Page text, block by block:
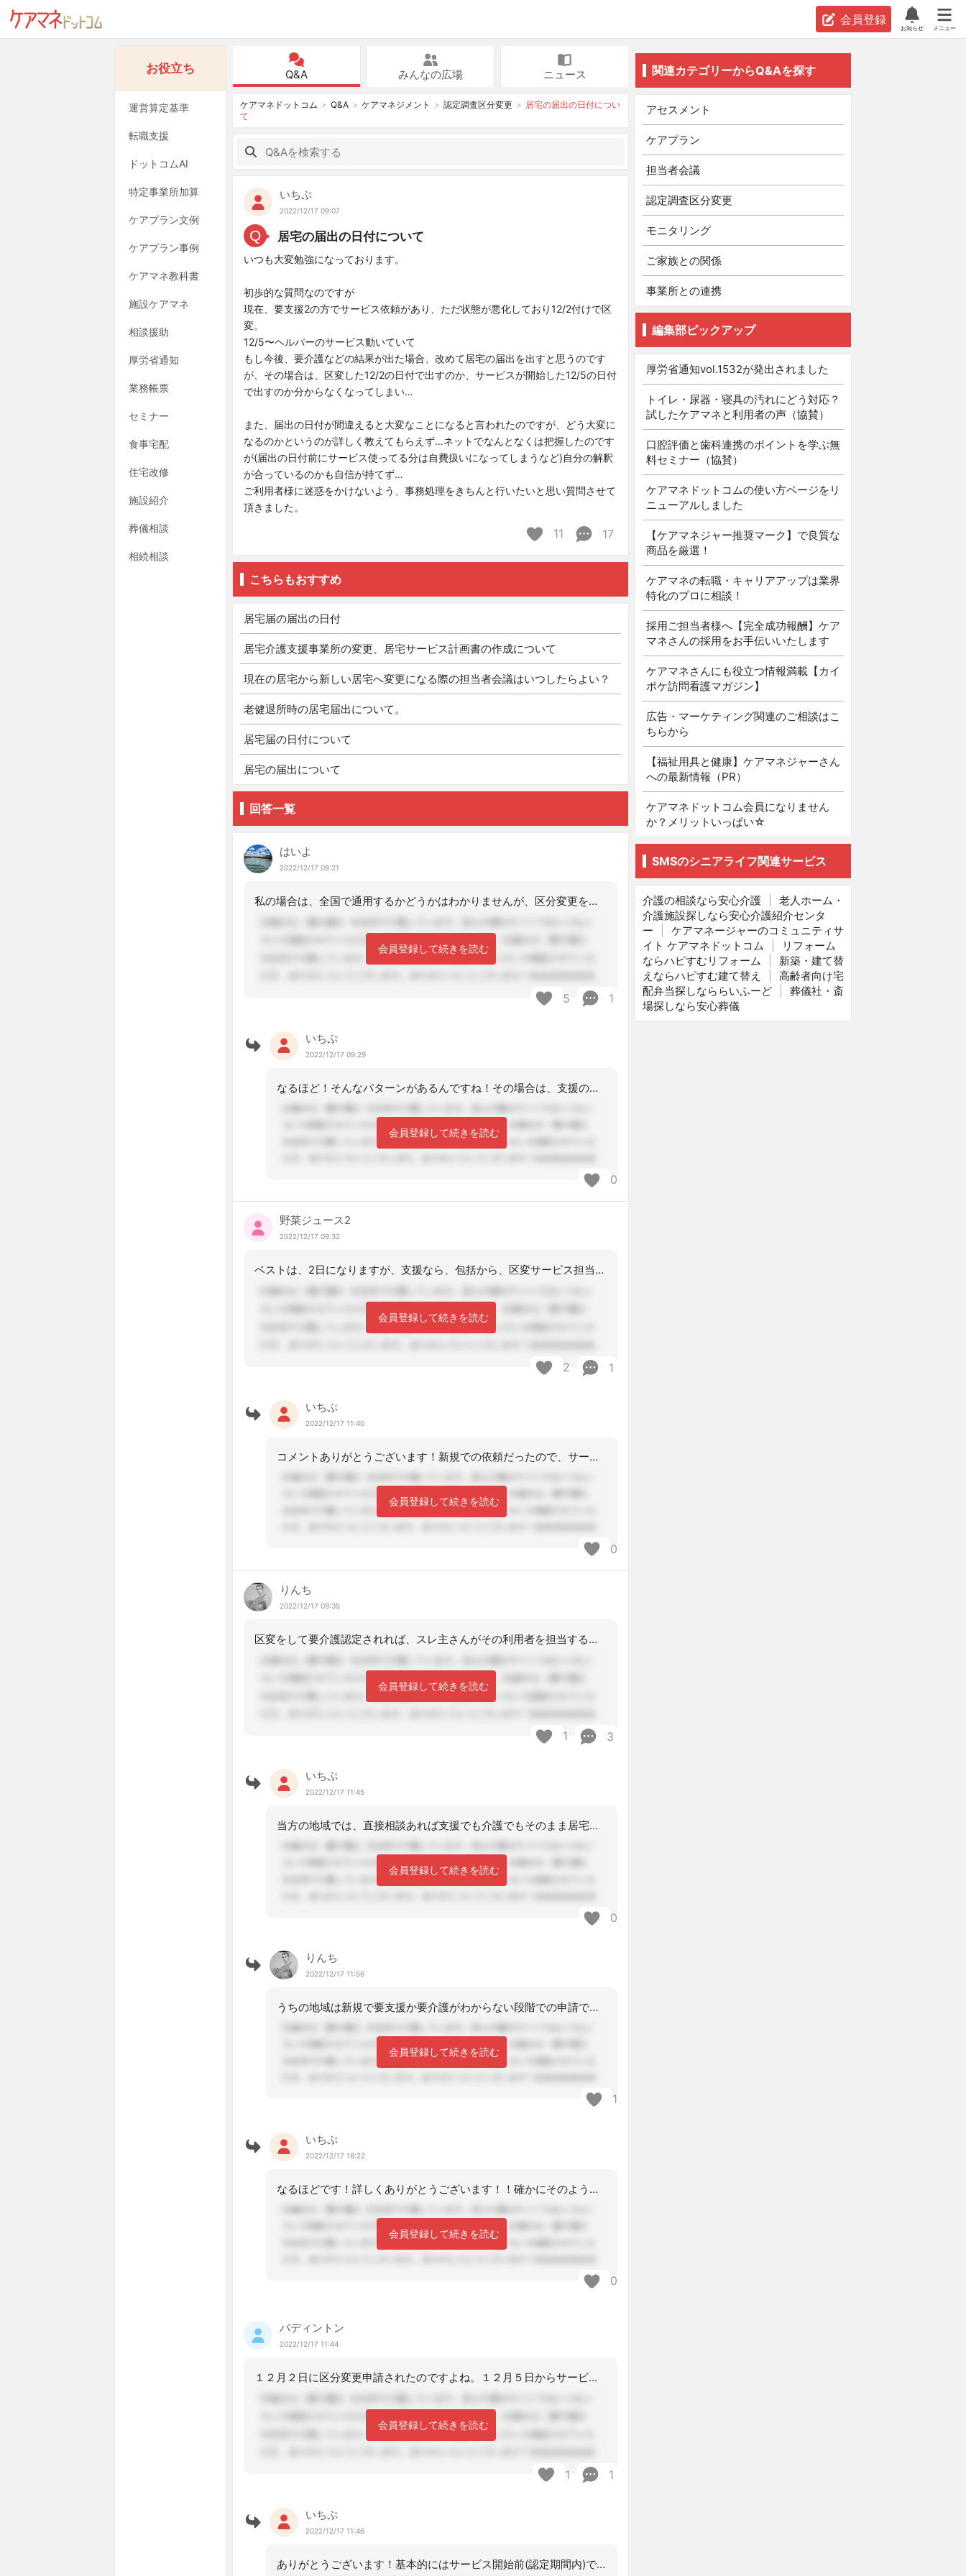
会員登録
お知らせ メニュー
お役立ち
運営算定基準
転職支援
ドットコムAI
特定事業所加算
ケアプラン文例
ケアプラン事例
ケアマネ教科書
施設ケアマネ
相談援助
厚労省通知
業務帳票
セミナー
食事宅配
住宅改修
施設紹介
葬儀相談
相続相談
Q&A みんなの広場 ニュース
ケアマネドットコム Q&A ケアマネジメント 認定調査区分変更
居宅の届出の日付につい
て
いちぷ
2022/12/17 09:07
Q 居宅の届出の日付について
いつも大変勉強になっております。
初歩的な質問なのですが
現在、要支援2の方でサービス依頼があり、ただ状態が悪化しており12/2付けで区
変。
12/5〜ヘルパーのサービス動いていて
もし今後、要介護などの結果が出た場合、改めて居宅の届出を出すと思うのです
が、その場合は、区変した12/2の日付で出すのか、サービスが開始した12/5の日付
で出すのか分からなくなってしまい…
また、届出の日付が間違えると大変なことになると言われたのですが、どう大変に
なるのかというのが詳しく教えてもらえず…ネットでなんとなくは把握したのです
が(届出の日付前にサービス使ってる分は自費扱いになってしまうなど)自分の解釈
が合っているのかも自信が持てず…
ご利用者様に迷惑をかけないよう、事務処理をきちんと行いたいと思い質問させて
頂きました。
11 17
こちらもおすすめ
居宅届の届出の日付
居宅介護支援事業所の変更、居宅サービス計画書の作成について
現在の居宅から新しい居宅へ変更になる際の担当者会議はいつしたらよい？
老健退所時の居宅届出について。
居宅届の日付について
居宅の届出について
回答一覧
はいよ
2022/12/17 09:21
私の場合は、全国で通用するかどうかはわかりませんが、区分変更を申請した時点で「介
会員登録して続きを読む
5 1
いちぷ
2022/12/17 09:29
なるほど！そんなパターンがあるんですね！その場合は、支援のままならそのままでいい
会員登録して続きを読む
0
野菜ジュース2
2022/12/17 09:32
ベストは、2日になりますが、支援なら、包括から、区変サービス担当者会議参加や、対
会員登録して続きを読む
2 1
いちぷ
2022/12/17 11:40
コメントありがとうございます！新規での依頼だったので、サービスも何も動いてない方
会員登録して続きを読む
0
りんち
2022/12/17 09:35
区変をして要介護認定されれば、スレ主さんがその利用者を担当するのは確実なんですよ
会員登録して続きを読む
1 3
いちぷ
2022/12/17 11:45
当方の地域では、直接相談あれば支援でも介護でもそのまま居宅で持ってください〜って
会員登録して続きを読む
0
りんち
2022/12/17 11:56
うちの地域は新規で要支援か要介護がわからない段階での申請であれば、包括と居宅の両
会員登録して続きを読む
1
いちぷ
2022/12/17 18:22
なるほどです！詳しくありがとうございます！！確かにそのようにした方が手間が少なく
会員登録して続きを読む
0
パディントン
2022/12/17 11:44
１２月２日に区分変更申請されたのですよね。１２月５日からサービス利用開始になって
会員登録して続きを読む
1 1
いちぷ
2022/12/17 11:46
ありがとうございます！基本的にはサービス開始前(認定期間内)での日付を記載すれば
関連カテゴリーからQ&Aを探す
アセスメント
ケアプラン
担当者会議
認定調査区分変更
モニタリング
ご家族との関係
事業所との連携
編集部ピックアップ
厚労省通知vol.1532が発出されました
トイレ・尿器・寝具の汚れにどう対応？
試したケアマネと利用者の声（協賛）
口腔評価と歯科連携のポイントを学ぶ無
料セミナー（協賛）
ケアマネドットコムの使い方ページをリ
ニューアルしました
【ケアマネジャー推奨マーク】で良質な
商品を厳選！
ケアマネの転職・キャリアアップは業界
特化のプロに相談！
採用ご担当者様へ【完全成功報酬】ケア
マネさんの採用をお手伝いいたします
ケアマネさんにも役立つ情報満載【カイ
ポケ訪問看護マガジン】
広告・マーケティング関連のご相談はこ
ちらから
【福祉用具と健康】ケアマネジャーさん
への最新情報（PR）
ケアマネドットコム会員になりません
か？メリットいっぱい☆
SMSのシニアライフ関連サービス
介護の相談なら安心介護
老人ホーム・
介護施設探しなら安心介護紹介センタ
ー
ケアマネージャーのコミュニティサ
イト ケアマネドットコム
リフォーム
ならハピすむリフォーム
新築・建て替
えならハピすむ建て替え
高齢者向け宅
配弁当探しなららいふーど
葬儀社・斎
場探しなら安心葬儀